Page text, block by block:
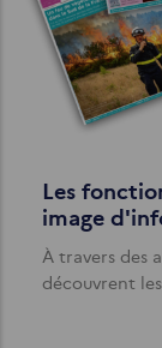
Les
image
À travers des
découvrent